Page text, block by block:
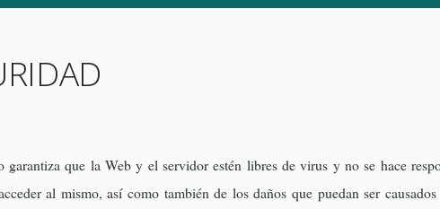
que la Web y el servidor estén libres de virus y no se hace
al mismo, así como también de los daños que puedan ser